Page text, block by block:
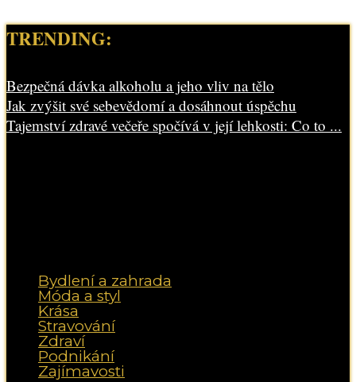
TRENDING:
Bezpečná dávka alkoholu a jeho vliv na tělo
Jak zvýšit své sebevědomí a dosáhnout úspěchu
Tajemství zdravé večeře spočívá v její lehkosti: Co to ...
Bydlení a zahrada
Móda a styl
Krása
Stravování
Zdraví
Podnikání
Zajímavosti